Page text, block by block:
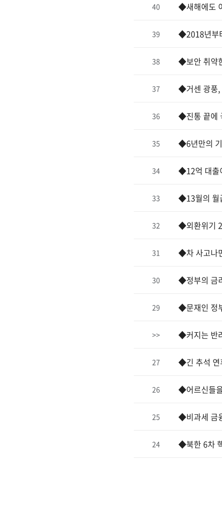
40 ◆새해에도
39 ◆2018년부
38 ◆보안 취약
37 ◆거센 광풍,
36 ◆진통 끝에
35 ◆6년만의
34 ◆12억 대출
33 ◆13월의 월
32 ◆외환위기
31 ◆차 사고나
30 ◆정부의 금
29 ◆문재인 정
>> ◆커지는 반
27 ◆긴 추석 연
26 ◆어르신들
25 ◆비과세 금
24 ◆북한 6차